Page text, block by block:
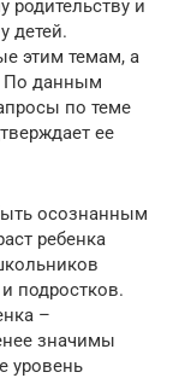
и
детей.
этим темам, а
По данным
по теме
ее
осознанным
ребенка
подростков.
–
значимы
уровень